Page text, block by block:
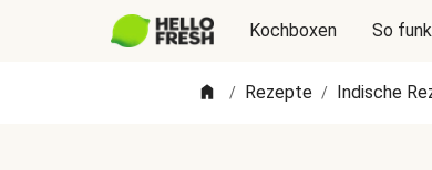
Kochboxen So
/ Rezepte / Indische